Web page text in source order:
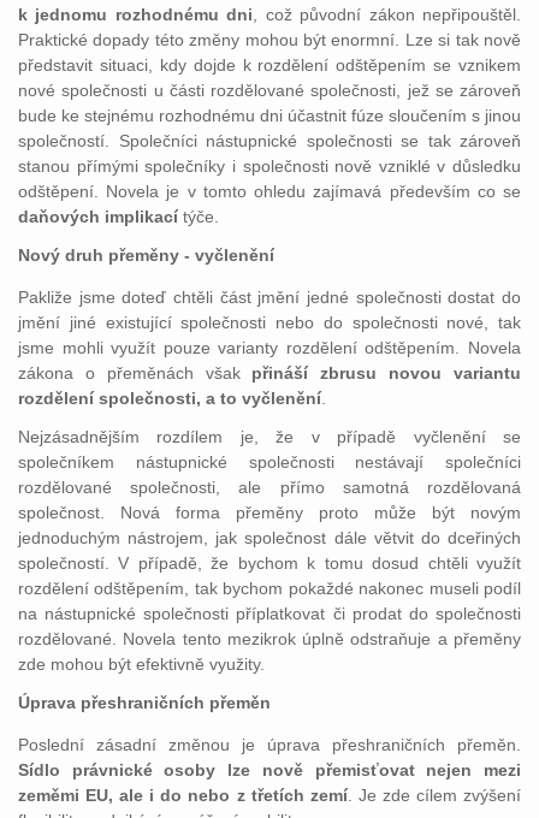
k jednomu rozhodnému dni , což původní zákon nepřipouštěl.
Praktické dopady této změny mohou být enormní. Lze si tak nově
představit situaci, kdy dojde k rozdělení odštěpením se vznikem
nové společnosti u části rozdělované společnosti, jež se zároveň
bude ke stejnému rozhodnému dni účastnit fúze sloučením s jinou
společností. Společníci nástupnické společnosti se tak zároveň
stanou přímými společníky i společnosti nově vzniklé v důsledku
odštěpení. Novela je v tomto ohledu zajímavá především co se
daňových implikací týče.
Nový druh přeměny - vyčlenění
Pakliže jsme doteď chtěli část jmění jedné společnosti dostat do
jmění jiné existující společnosti nebo do společnosti nové, tak
jsme mohli využít pouze varianty rozdělení odštěpením. Novela
zákona o přeměnách však přináší zbrusu novou variantu
rozdělení společnosti, a to vyčlenění
Nejzásadnějším rozdílem je, že v případě vyčlenění se
společníkem nástupnické společnosti nestávají společníci
rozdělované společnosti, ale přímo samotná rozdělovaná
společnost. Nová forma přeměny proto může být novým
jednoduchým nástrojem, jak společnost dále větvit do dceřiných
společností. V případě, že bychom k tomu dosud chtěli využít
rozdělení odštěpením, tak bychom pokaždé nakonec museli podíl
na nástupnické společnosti příplatkovat či prodat do společnosti
rozdělované. Novela tento mezikrok úplně odstraňuje a přeměny
zde mohou být efektivně využity.
Úprava přeshraničních přeměn
Poslední zásadní změnou je úprava přeshraničních přeměn.
Sídlo právnické osoby lze nově přemisťovat nejen mezi
zeměmi EU, ale i do nebo z třetích zemí. Je zde cílem zvýšení